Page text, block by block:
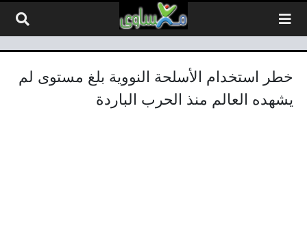
خطر استخدام الأسلحة النووية بلغ مستوى لم
يشهده العالم منذ الحرب الباردة